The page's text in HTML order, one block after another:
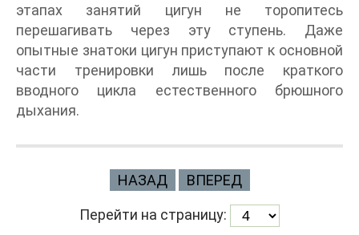
этапах занятий цигун не торопитесь
перешагивать через эту ступень. Даже
опытные знатоки цигун приступают к основной
части тренировки лишь после краткого
вводного цикла естественного брюшного
дыхания.
НАЗАД ВПЕРЕД
Перейти на страницу: